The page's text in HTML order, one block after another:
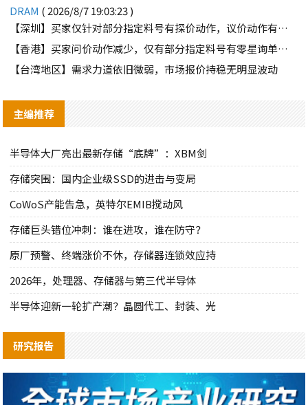
DRAM ( 2026/8/7 19:03:23 )
【深圳】买家仅针对部分指定料号有探价动作，议价动作有所减少
【香港】买家问价动作减少，仅有部分指定料号有零星询单动作
【台湾地区】需求力道依旧微弱，市场报价持稳无明显波动
主编推荐
半导体大厂亮出最新存储“底牌”：XBM剑
存储突围：国内企业级SSD的进击与变局
CoWoS产能告急，英特尔EMIB搅动风
存储巨头错位冲刺：谁在进攻，谁在防守？
原厂预警、终端涨价不休，存储器连锁效应持
2026年，处理器、存储器与第三代半导体
半导体迎新一轮扩产潮？晶圆代工、封装、光
研究报告